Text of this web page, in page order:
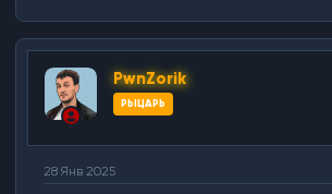
PwnZorik
РЫЦАРЬ
28 Янв 2025